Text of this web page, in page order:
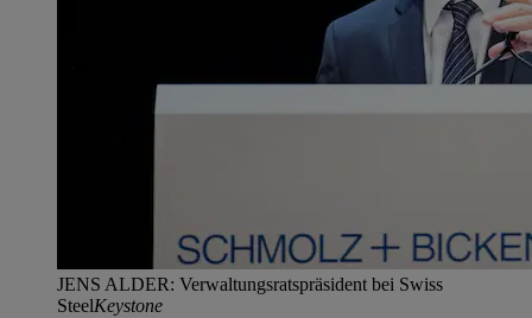
JENS ALDER: Verwaltungsratspräsident bei Swiss
SteelKeystone